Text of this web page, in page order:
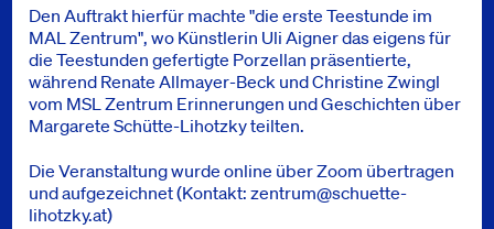
Den Auftrakt hierfür machte "die erste Teestunde im
MAL Zentrum", wo Künstlerin Uli Aigner das eigens für
die Teestunden gefertigte Porzellan präsentierte,
während Renate Allmayer-Beck und Christine Zwingl
vom MSL Zentrum Erinnerungen und Geschichten über
Margarete Schütte-Lihotzky teilten.
Die Veranstaltung wurde online über Zoom übertragen
und aufgezeichnet (Kontakt:zentrum@schuette-
lihotzky.at)